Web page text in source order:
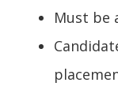
Must be